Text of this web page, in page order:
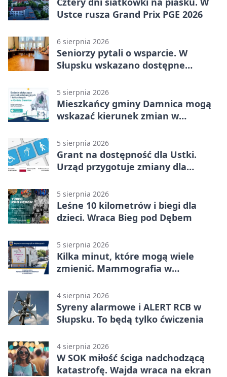
Ustce rusza Grand Prix PGE 2026
6 sierpnia 2026
Seniorzy pytali o wsparcie. W
Słupsku wskazano dostępne
5 sierpnia 2026
Mieszkańcy gminy Damnica mogą
wskazać kierunek zmian w
5 sierpnia 2026
Grant na dostępność dla Ustki.
Urząd przygotuje zmiany dla
5 sierpnia 2026
Leśne 10 kilometrów i biegi dla
dzieci. Wraca Bieg pod Dębem
5 sierpnia 2026
Kilka minut, które mogą wiele
zmienić. Mammografia w
4 sierpnia 2026
Syreny alarmowe i ALERT RCB w
Słupsku. To będą tylko ćwiczenia
4 sierpnia 2026
W SOK miłość ściga nadchodzącą
katastrofę. Wajda wraca na ekran